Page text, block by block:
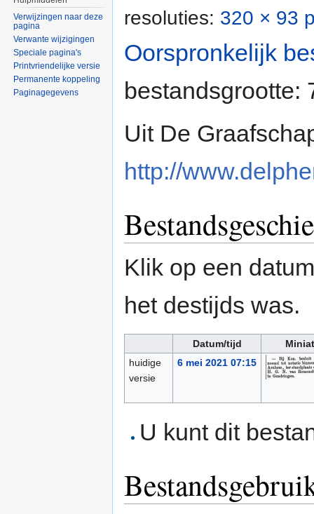
resoluties: 320 × 93
Oorspronkelijk
bestandsgrootte:
Uit De
http://
Klik op een
het destijds was.
Datum/tijd
huidige
versie
6 mei 2021 07:15
U kunt dit
Verwijzingen naar deze
pagina
Verwante wijzigingen
Speciale pagina's
Printvriendelijke versie
Permanente koppeling
Paginagegevens